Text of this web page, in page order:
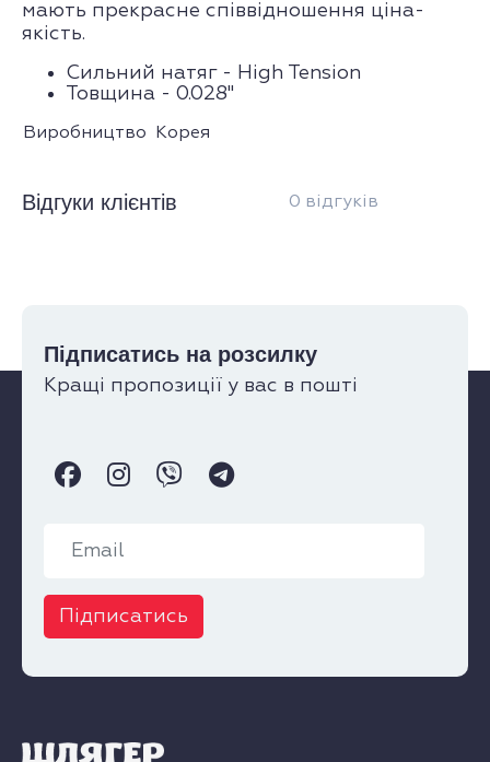
мають прекрасне співвідношення ціна-
якість.
Сильний натяг - High Tension
Товщина - 0.028"
Виробництво Корея
Відгуки клієнтів 0 відгуків
Підписатись на розсилку
Кращі пропозиції у вас в пошті
Підписатись